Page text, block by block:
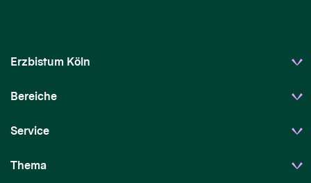
Erzbistum Köln
Bereiche
Service
Thema